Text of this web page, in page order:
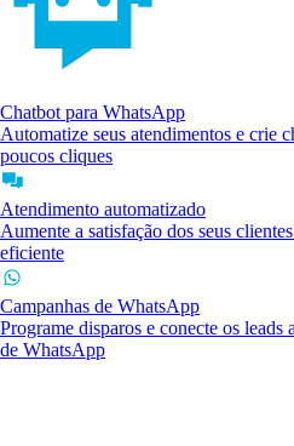
Chatbot para WhatsApp
Automatize seus atendimentos e crie
poucos cliques
Atendimento automatizado
Aumente a satisfação dos seus
eficiente
Campanhas de WhatsApp
Programe disparos e conecte os leads
de WhatsApp